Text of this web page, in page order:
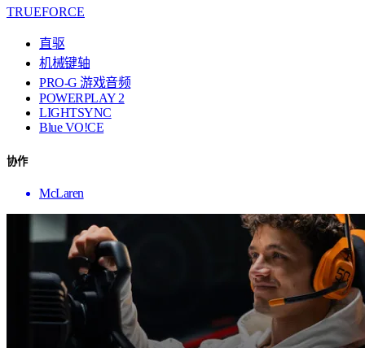
TRUEFORCE
直驱
机械键轴
PRO-G 游戏音频
POWERPLAY 2
LIGHTSYNC
Blue VO!CE
协作
McLaren